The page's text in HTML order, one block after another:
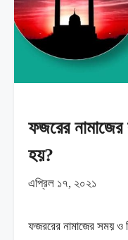
ফজরের
হয়?
এপ্রিল ১৭, ২০২১
ফজররের নামাজের সময় ও